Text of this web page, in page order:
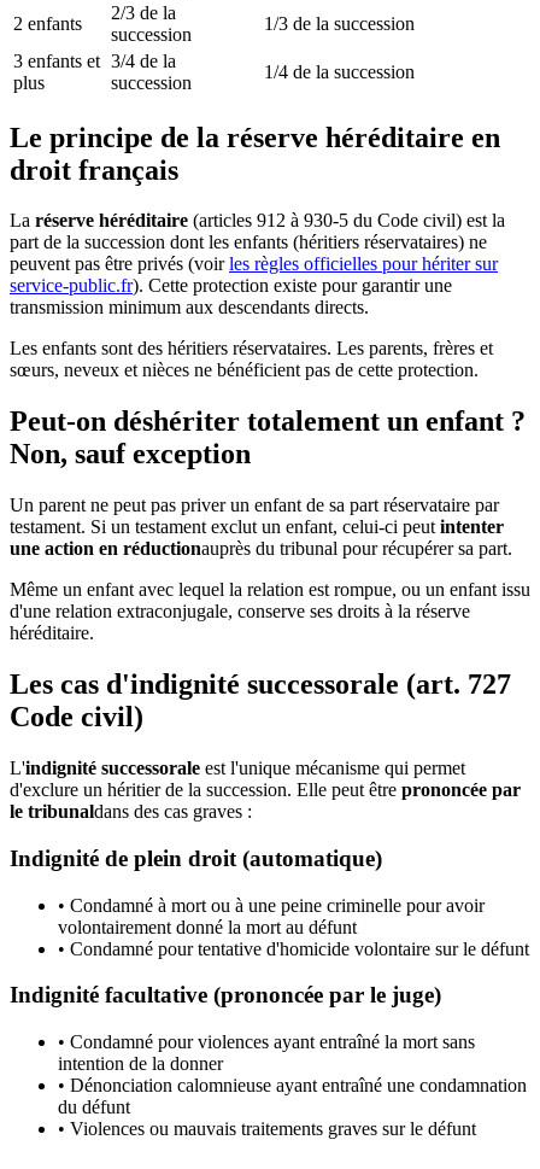
2 enfants
2/3 de la
succession
1/3 de la succession
3 enfants et
plus
3/4 de la
succession
1/4 de la succession
Le principe de la réserve héréditaire en
droit français
La réserve héréditaire (articles 912 à 930-5 du Code civil) est la
part de la succession dont les enfants (héritiers réservataires) ne
peuvent pas être privés (voirles règles officielles pour hériter sur
service-public.fr). Cette protection existe pour garantir une
transmission minimum aux descendants directs.
Les enfants sont des héritiers réservataires. Les parents, frères et
sœurs, neveux et nièces ne bénéficient pas de cette protection.
Peut-on déshériter totalement un enfant ?
Non, sauf exception
Un parent ne peut pas priver un enfant de sa part réservataire par
testament. Si un testament exclut un enfant, celui-ci peut intenter
une action en réductionauprès du tribunal pour récupérer sa part.
Même un enfant avec lequel la relation est rompue, ou un enfant issu
d'une relation extraconjugale, conserve ses droits à la réserve
héréditaire.
Les cas d'indignité successorale (art. 727
Code civil)
L'indignité successorale est l'unique mécanisme qui permet
d'exclure un héritier de la succession. Elle peut être prononcée par
le tribunaldans des cas graves :
Indignité de plein droit (automatique)
• Condamné à mort ou à une peine criminelle pour avoir
volontairement donné la mort au défunt
• Condamné pour tentative d'homicide volontaire sur le défunt
Indignité facultative (prononcée par le juge)
• Condamné pour violences ayant entraîné la mort sans
intention de la donner
• Dénonciation calomnieuse ayant entraîné une condamnation
du défunt
• Violences ou mauvais traitements graves sur le défunt